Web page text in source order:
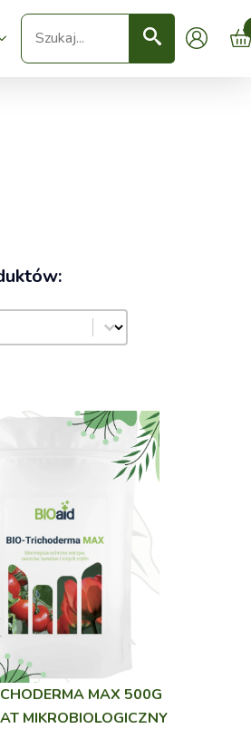
Seearch
MAX 500G
MIKROBIOLOGICZNY